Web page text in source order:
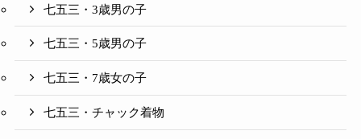
七五三・3歳男の子
七五三・5歳男の子
七五三・7歳女の子
七五三・チャック着物